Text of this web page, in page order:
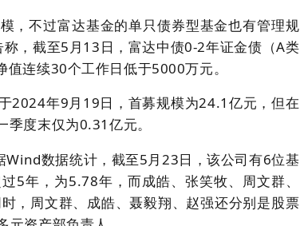
，不过富达基金的单只债券型基金也有管理规
，截至5月13日，富达中债0-2年证金债（A类
连续30个工作日低于5000万元。
2024年9月19日，首募规模为24.1亿元，但在
度末仅为0.31亿元。
Wind数据统计，截至5月23日，该公司有6位基
5年，为5.78年，而成皓、张笑牧、周文群、
，周文群、成皓、聂毅翔、赵强还分别是股票